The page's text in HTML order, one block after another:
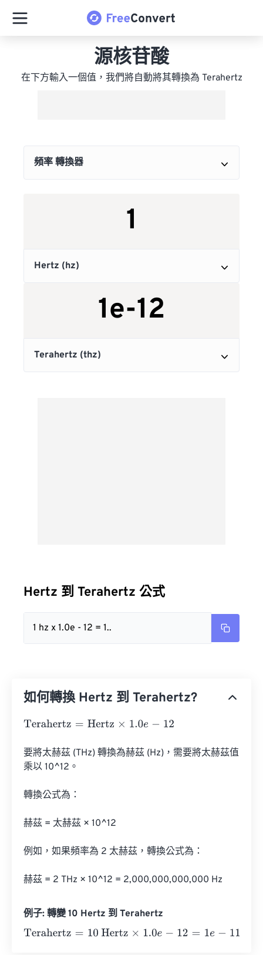
源核苷酸
在下方輸入一個值，我們將自動將其轉換為 Terahertz
Hertz 到 Terahertz 公式
1 hz x 1.0e - 12 = 1..
如何轉換 Hertz 到 Terahertz?
Terahertz=Hertz×1.0e -12
要將太赫茲 (THz) 轉換為赫茲 (Hz)，需要將太赫茲值
乘以 10^12。
轉換公式為：
赫茲 = 太赫茲 × 10^12
例如，如果頻率為 2 太赫茲，轉換公式為：
赫茲 = 2 THz × 10^12 = 2,000,000,000,000 Hz
例子: 轉變 10 Hertz 到 Terahertz
Terahertz=10 Hertz×1.0e 12 =1e-11 Terahertz